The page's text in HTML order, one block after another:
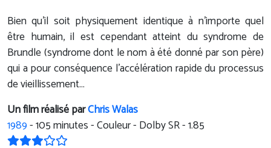
Bien qu'il soit physiquement identique à n'importe quel
être humain, il est cependant atteint du syndrome de
Brundle (syndrome dont le nom à été donné par son père)
qui a pour conséquence l'accélération rapide du processus
de vieillissement...
Un film réalisé parChris Walas
1989-105minutes - Couleur - Dolby SR - 1.85